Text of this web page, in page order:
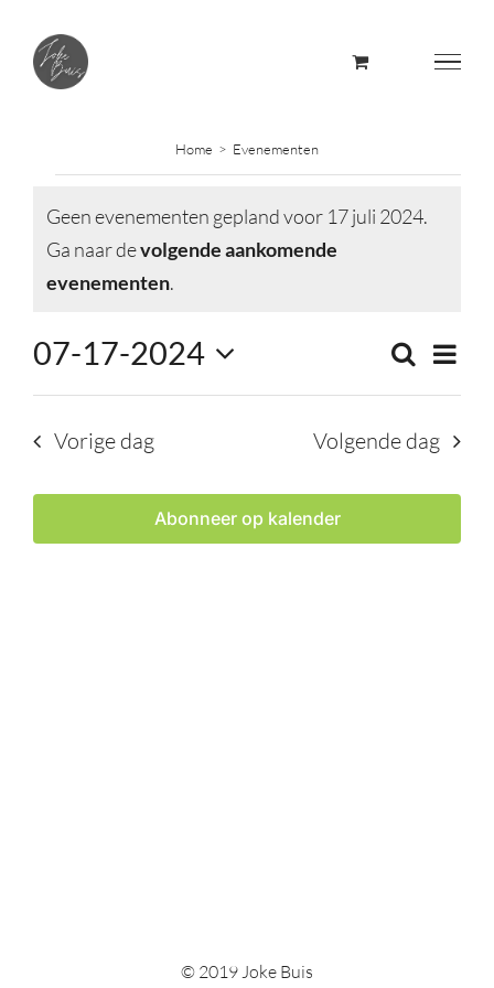
content
Home Evenementen
Evenementen
in
juli
2024
Bericht
Geen evenementen gepland voor 17 juli 2024.
Ga naar devolgende aankomende
evenementen.
en
Zoeken
Dag
07-17-2024
Selecteer
datum.
Vorige dag Volgende dag
Abonneer op kalender
© 2019 Joke Buis